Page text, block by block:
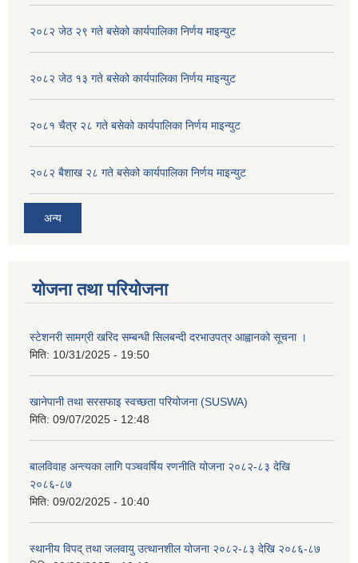
२०८२ जेठ २९ गते बसेको कार्यपालिका निर्णय माइन्युट
२०८२ जेठ १३ गते बसेको कार्यपालिका निर्णय माइन्युट
२०८१ चैत्र २८ गते बसेको कार्यपालिका निर्णय माइन्युट
२०८२ बैशाख २८ गते बसेको कार्यपालिका निर्णय माइन्युट
अन्य
योजना तथा परियोजना
स्टेशनरी सामग्री खरिद सम्बन्धी सिलबन्दी दरभाउपत्र आह्वानको सूचना ।
मिति: 10/31/2025 - 19:50
खानेपानी तथा सरसफाइ स्वच्छता परियोजना (SUSWA)
मिति: 09/07/2025 - 12:48
बालविवाह अन्त्यका लागि पञ्चवर्षिय रणनीति योजना २०८२-८३ देखि
२०८६-८७
मिति: 09/02/2025 - 10:40
स्थानीय विपद् तथा जलवायु उत्थानशील योजना २०८२-८३ देखि २०८६-८७